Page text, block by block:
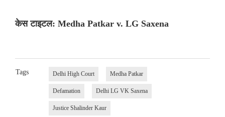
केस टाइटल: Medha Patkar v. LG Saxena
Tags Delhi High Court Medha Patkar
Defamation Delhi LG VK Saxena
Justice Shalinder Kaur